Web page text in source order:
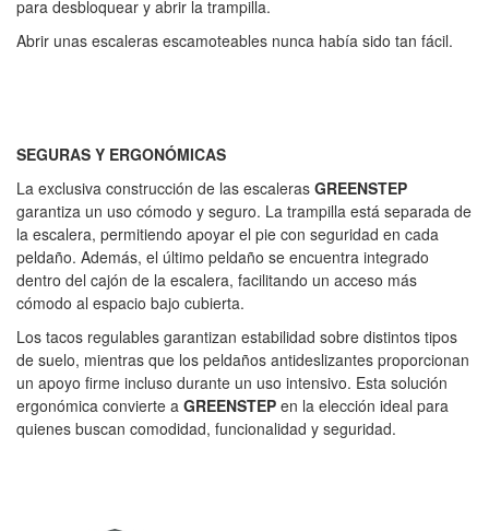
para desbloquear y abrir la trampilla.
Abrir unas escaleras escamoteables nunca había sido tan fácil.
SEGURAS Y ERGONÓMICAS
La exclusiva construcción de las escaleras GREENSTEP
garantiza un uso cómodo y seguro. La trampilla está separada de
la escalera, permitiendo apoyar el pie con seguridad en cada
peldaño. Además, el último peldaño se encuentra integrado
dentro del cajón de la escalera, facilitando un acceso más
cómodo al espacio bajo cubierta.
Los tacos regulables garantizan estabilidad sobre distintos tipos
de suelo, mientras que los peldaños antideslizantes proporcionan
un apoyo firme incluso durante un uso intensivo. Esta solución
ergonómica convierte a GREENSTEP en la elección ideal para
quienes buscan comodidad, funcionalidad y seguridad.